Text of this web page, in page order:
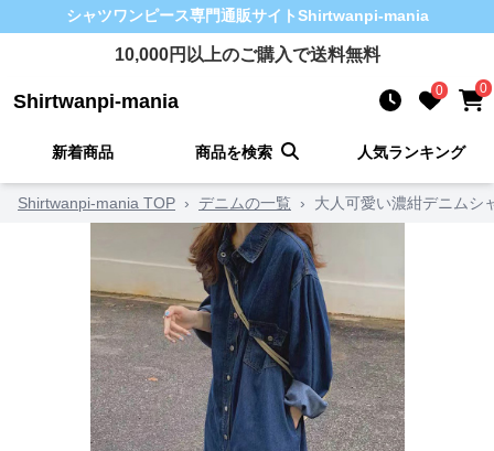
シャツワンピース専門通販サイトShirtwanpi-mania
10,000円以上のご購入で送料無料
Shirtwanpi-mania 0 0
新着商品 商品を検索 人気ランキング
Shirtwanpi-mania TOP › デニムの一覧 › 大人可愛い濃紺デニムシ